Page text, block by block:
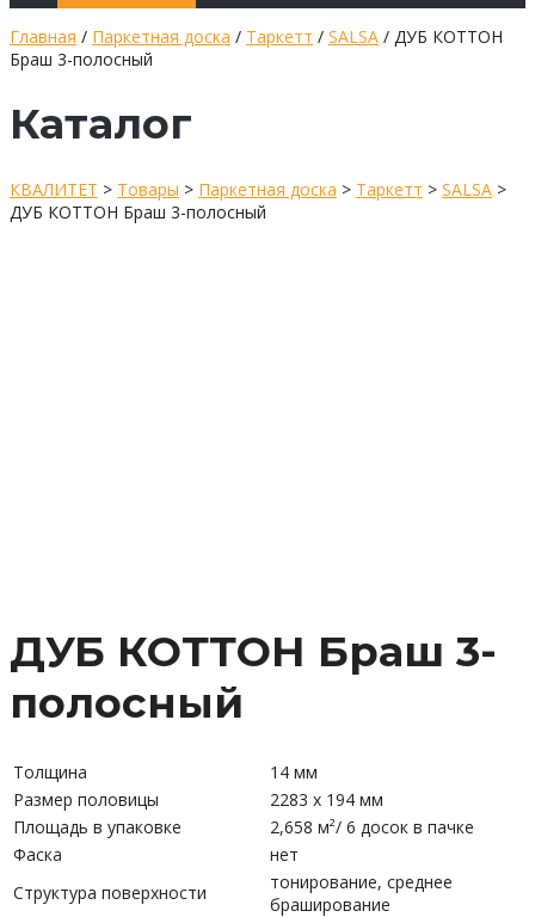
Главная / Паркетная доска / Таркетт / SALSA / ДУБ КОТТОН
Браш 3-полосный
Каталог
КВАЛИТЕТ > Товары > Паркетная доска > Таркетт > SALSA >
ДУБ КОТТОН Браш 3-полосный
ДУБ КОТТОН Браш 3-
полосный
Толщина
14 мм
Размер половицы
2283 x 194 мм
Площадь в упаковке
2,658 м²/ 6 досок в пачке
Фаска
нет
Структура поверхности
тонирование, среднее
браширование